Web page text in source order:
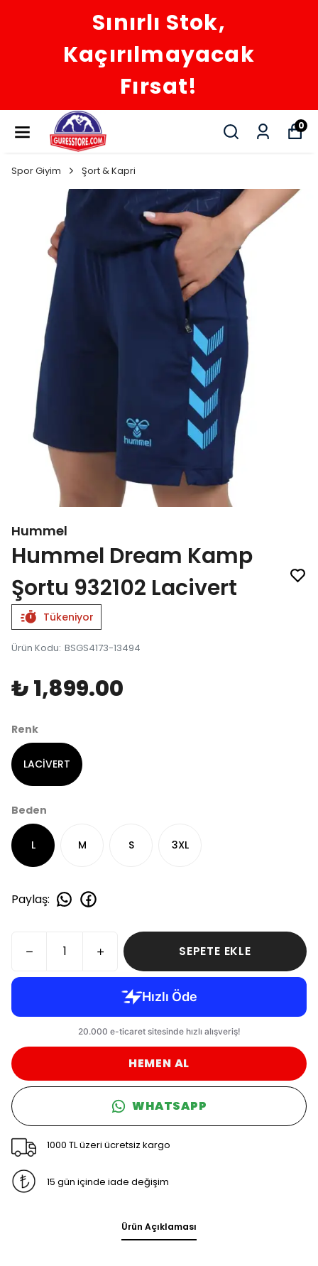
Sınırlı Stok,
Kaçırılmayacak
Fırsat!
0
Spor Giyim Şort & Kapri
Hummel
Hummel Dream Kamp
Şortu 932102 Lacivert
Tükeniyor
Ürün Kodu: BSGS4173-13494
₺ 1,899.00
Renk
LACİVERT
Beden
L M S 3XL
Paylaş:
SEPETE EKLE
HEMEN AL
WHATSAPP
1000 TL üzeri ücretsiz kargo
15 gün içinde iade değişim
Ürün Açıklaması